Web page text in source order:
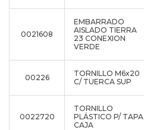
0021608
EMBARRADO
AISLADO TIERRA
23 CONEXION
VERDE
00226
TORNILLO M6x20
C/ TUERCA SUP
0022720
TORNILLO
PLÁSTICO P/ TAPA
CAJA